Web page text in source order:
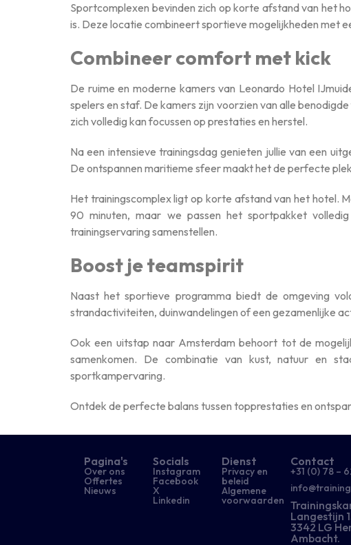
Sportcomplexen bevinden zich op korte afstand van het
is. Deze locatie combineert sportieve mogelijkheden met
Combineer comfort met kick
De ruime en moderne kamers van Leonardo Hotel
spelers en staf. De kamers zijn voorzien van alle
zich volledig kan focussen op prestaties en herstel.
Na een intensieve trainingsdag genieten jullie van een
De ontspannen maritieme sfeer maakt het de perfecte
Het trainingscomplex ligt op korte afstand van het hotel.
90 minuten, maar we passen het sportpakket
trainingservaring samenstellen.
Boost je teamspirit
Naast het sportieve programma biedt de omgeving
strandactiviteiten, duinwandelingen of een gezamenlijke
Ook een uitstap naar Amsterdam behoort tot de
samenkomen. De combinatie van kust, natuur en
sportkampervaring.
Ontdek de perfecte balans tussen topprestaties en
Pagina's
Over ons
Offertes
Nieuws
Socials
Instagram
Facebook
X
Linkedin
Dienst
Privacy en
beleid
Algemene
voorwaarden
Contact
+31 (0) 78 –
Langestijn
3342 LG
Ambacht.